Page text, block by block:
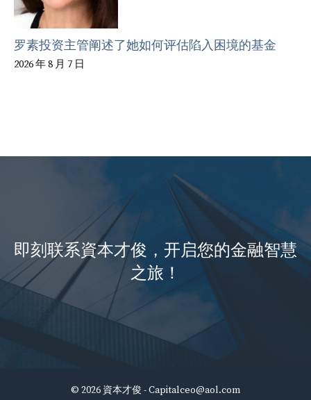
罗素投资主管阐述了她如何评估陷入困境的基金
2026 年 8 月 7 日
即刻联系資本才俊，开启您的金融智慧
之旅！
© 2026 資本才俊 -Capitalceo@aol.com